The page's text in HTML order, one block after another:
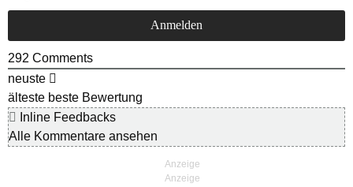
292 Comments
neuste
älteste beste Bewertung
Inline Feedbacks
Alle Kommentare ansehen